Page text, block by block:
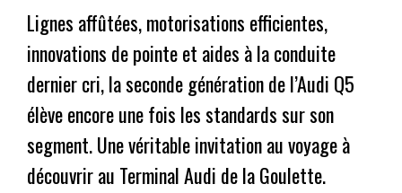
Lignes affûtées, motorisations efficientes,
innovations de pointe et aides à la conduite
dernier cri, la seconde génération de l’Audi Q5
élève encore une fois les standards sur son
segment. Une véritable invitation au voyage à
découvrir au Terminal Audi de la Goulette.